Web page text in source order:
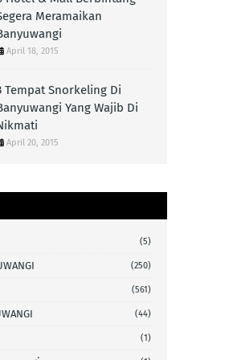
Meramaikan
April 18, 2015
Tempat Snorkeling Di
Yang Wajib Di
April 20, 2015
(5)
(250)
(561)
(44)
(1)